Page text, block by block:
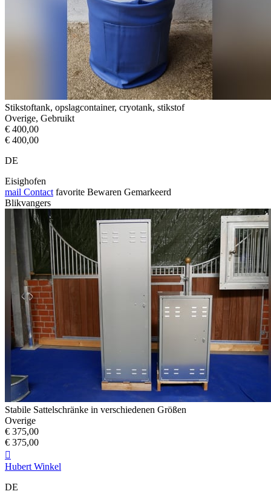
Stikstoftank, opslagcontainer, cryotank, stikstof
Overige, Gebruikt
€ 400,00
€ 400,00
DE
Eisighofen
mail Contact favorite Bewaren Gemarkeerd
Blikvangers
Stabile Sattelschränke in verschiedenen Größen
Overige
€ 375,00
€ 375,00

Hubert Winkel
DE